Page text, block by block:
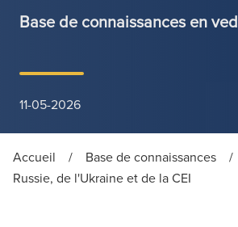
Base de connaissances en
11-05-2026
Accueil / Base de connaissances /
Russie, de l'Ukraine et de la CEI